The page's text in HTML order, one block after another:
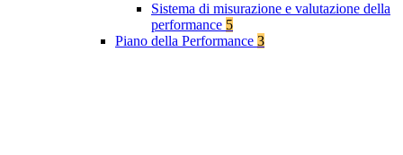
Sistema di misurazione e valutazione della
performance 5
Piano della Performance 3